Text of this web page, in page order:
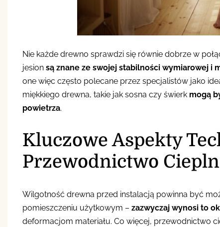
Nie każde drewno sprawdzi się równie dobrze w
jesion są znane ze swojej stabilności wymiarowej i
one więc często polecane przez specjalistów jako
miękkiego drewna, takie jak sosna czy świerk mogą
powietrza.
Kluczowe Aspekty
Przewodnictwo
Wilgotność drewna przed instalacją powinna być
pomieszczeniu użytkowym – zazwyczaj wynosi to
deformacjom materiału. Co więcej, przewodnictwo